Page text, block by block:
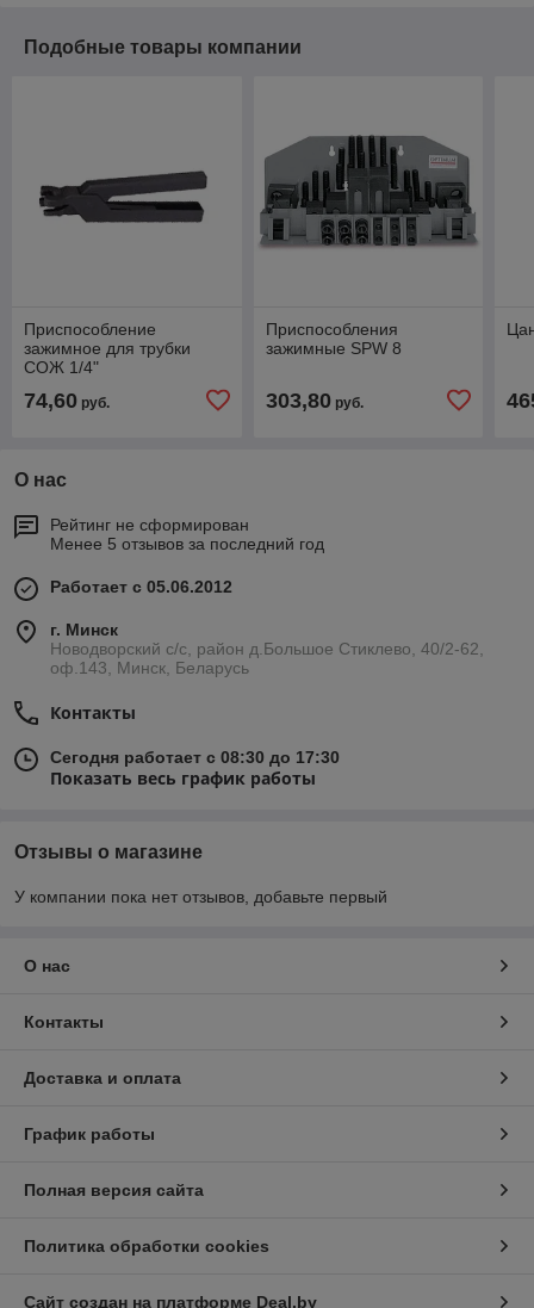
Подобные товары компании
Приспособление
зажимное для трубки
СОЖ 1/4"
74,60 руб.
Приспособления
зажимные SPW 8
303,80руб.
О нас
Рейтинг не сформирован
Менее 5 отзывов за последний год
Работает с 05.06.2012
г. Минск
Новодворский с/с, район д.Большое Стиклево, 40/2-62,
оф.143, Минск, Беларусь
Контакты
Сегодня работает с 08:30 до 17:30
Показать весь график работы
Отзывы о магазине
У компании пока нет отзывов, добавьте первый
О нас
Контакты
Доставка и оплата
График работы
Полная версия сайта
Политика обработки cookies
Сайт создан на платформе Deal.by